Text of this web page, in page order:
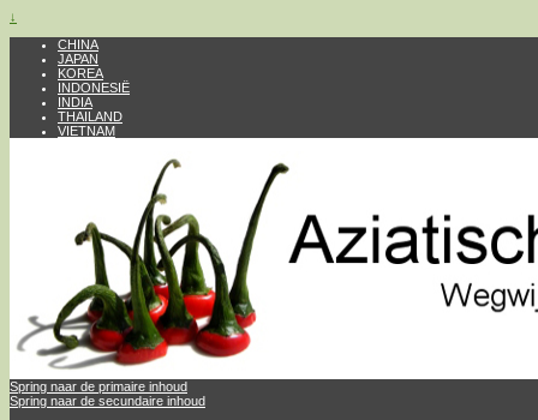
↓
CHINA
JAPAN
KOREA
INDONESIË
INDIA
THAILAND
VIETNAM
Spring naar de primaire inhoud
Spring naar de secundaire inhoud